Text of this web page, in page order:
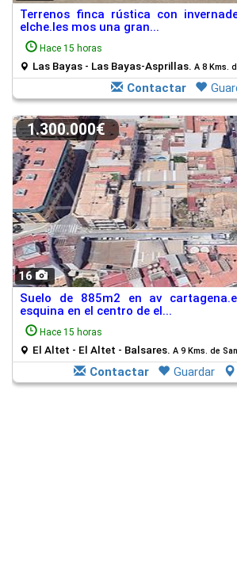
Terrenos finca rústica con
elche.les mos una gran...
Hace 15 horas
Las Bayas - Las Bayas-Asprillas. A 8 Kms.
Contactar
16
1.300.000€
Suelo de 885m2 en av
esquina en el centro de el...
Hace 15 horas
El Altet - El Altet - Balsares. A 9 Kms. de
Contactar Guardar